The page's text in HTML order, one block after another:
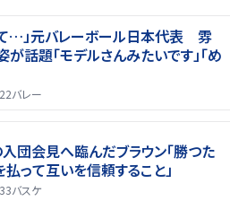
て…」元バレーボール日本代表 雰
話題「モデルさんみたいです」「め
バレー
団会見へ臨んだブラウン「勝つた
って互いを信頼すること」
バスケ